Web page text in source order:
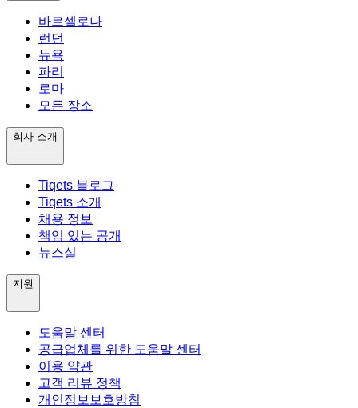
바르셀로나
런던
뉴욕
파리
로마
모든 장소
회사 소개
Tiqets 블로그
Tiqets 소개
채용 정보
책임 있는 공개
뉴스실
지원
도움말 센터
공급업체를 위한 도움말 센터
이용 약관
고객 리뷰 정책
개인정보보호방침